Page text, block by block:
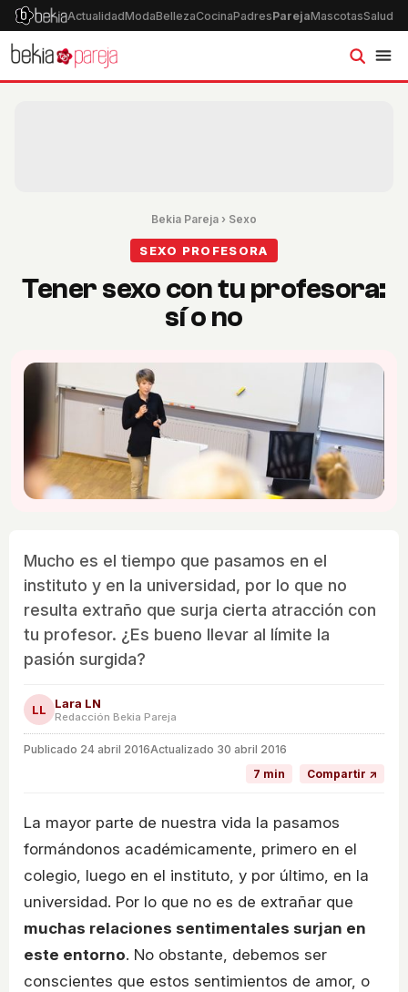
ActualidadModaBellezaCocinaPadresParejaMascotasSalud
Bekia Pareja › Sexo
SEXO PROFESORA
Tener sexo con tu profesora:
sí o no
Mucho es el tiempo que pasamos en el
instituto y en la universidad, por lo que no
resulta extraño que surja cierta atracción con
tu profesor. ¿Es bueno llevar al límite la
pasión surgida?
LL Lara LN
Redacción Bekia Pareja
Publicado 24 abril 2016Actualizado 30 abril 2016
7 min
Compartir ↗
La mayor parte de nuestra vida la pasamos
formándonos académicamente, primero en el
colegio, luego en el instituto, y por último, en la
universidad. Por lo que no es de extrañar que
muchas relaciones sentimentales surjan en
este entorno. No obstante, debemos ser
conscientes que estos sentimientos de amor, o